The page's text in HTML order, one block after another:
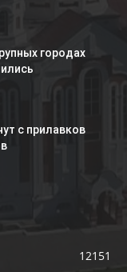
городах
с прилавков
12151